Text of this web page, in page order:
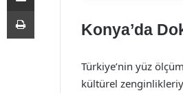
Konya’da
Türkiye’nin yüz
kültürel